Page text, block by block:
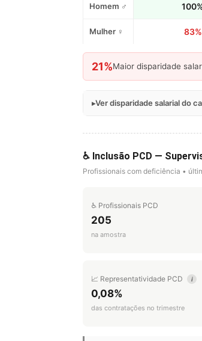
Homem ♂
Mulher ♀ 83%
21%Maior disparidade
Ver disparidade salarial do
♿ Inclusão PCD —
Profissionais com deficiência •
♿ Profissionais PCD
205
na amostra
📈 Representatividade PCD i
0,08%
das contratações no trimestre